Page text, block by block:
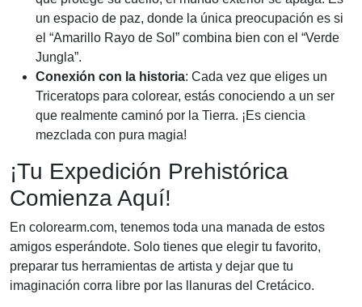
un espacio de paz, donde la única preocupación es si
el “Amarillo Rayo de Sol” combina bien con el “Verde
Jungla”.
Conexión con la historia: Cada vez que eliges un
Triceratops para colorear, estás conociendo a un ser
que realmente caminó por la Tierra. ¡Es ciencia
mezclada con pura magia!
¡Tu Expedición Prehistórica
Comienza Aquí!
En colorearm.com, tenemos toda una manada de estos
amigos esperándote. Solo tienes que elegir tu favorito,
preparar tus herramientas de artista y dejar que tu
imaginación corra libre por las llanuras del Cretácico.